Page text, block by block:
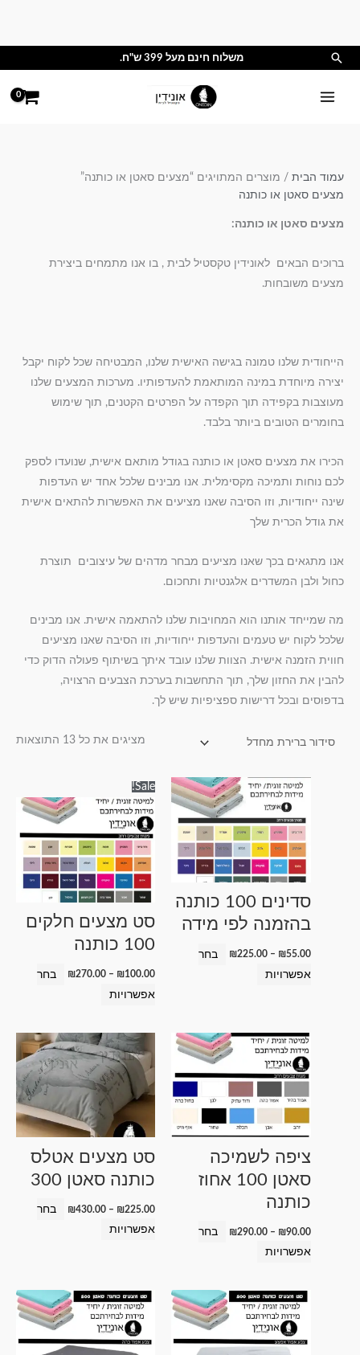
חיפוש משלוח חינם מעל 399 ש"ח.
עמוד הבית / מוצרים המתויגים “מצעים סאטן או כותנה”
מצעים סאטן או כותנה
מצעים סאטן או כותנה:
ברוכים הבאים לאונידין טקסטיל לבית , בו אנו מתמחים ביצירת
מצעים משובחות.
הייחודית שלנו טמונה בגישה האישית שלנו, המבטיחה שכל לקוח יקבל
יצירה מיוחדת במינה המותאמת להעדפותיו. מערכות המצעים שלנו
מעוצבות בקפידה תוך הקפדה על הפרטים הקטנים, תוך שימוש
בחומרים הטובים ביותר בלבד.
הכירו את מצעים סאטן או כותנה בגודל מותאם אישית, שנועדו לספק
לכם נוחות ותמיכה מקסימלית. אנו מבינים שלכל אחד יש העדפות
שינה ייחודיות, וזו הסיבה שאנו מציעים את האפשרות להתאים אישית
את גודל הכרית שלך
אנו מתגאים בכך שאנו מציעים מבחר מדהים של עיצובים תוצרת
כחול ולבן המשדרים אלגנטיות ותחכום.
מה שמייחד אותנו הוא המחויבות שלנו להתאמה אישית. אנו מבינים
שלכל לקוח יש טעמים והעדפות ייחודיות, וזו הסיבה שאנו מציעים
חווית הזמנה אישית. הצוות שלנו עובד איתך בשיתוף פעולה הדוק כדי
להבין את החזון שלך, תוך התחשבות בערכת הצבעים הרצויה,
בדפוסים ובכל דרישות ספציפיות שיש לך.
מציגים את כל ⁦13⁩ התוצאות
סדינים 100 כותנה
בהזמנה לפי מידה
₪55.00
–
₪225.00
טווח
מחירים:
⁦₪55.00⁩
עד
בחר
אפשרויות
למוצר
יש
מספר
סוגים.
לבחור
את
האפשרויות
Sale!
סט מצעים חלקים
100 כותנה
₪ 100.00
–
₪270.00
מחירים:
⁦₪100.00⁩
עד
⁦₪270.00⁩
בחר
אפשרויות
זה
מספר
סוגים.
ניתן
את
האפשרויות
בעמוד
ציפה לשמיכה
סאטן 100 אחוז
כותנה
₪90.00
–
₪290.00
טווח
מחירים:
עד
בחר
אפשרויות
למוצר
יש
מספר
סוגים.
לבחור
את
סט מצעים אטלס
כותנה סאטן 300
₪225.00
–
₪430.00
טווח
מחירים:
⁦₪225.00⁩
עד
⁦₪430.00⁩
בחר
אפשרויות
למוצר
זה
יש
מספר
סוגים.
לבחור
את
טווח
מחירים:
⁦₪225.00⁩
⁦₪430.00⁩
למוצר
זה
יש
טווח
מחירים:
⁦₪225.00⁩
⁦₪430.00⁩
למוצר
זה
יש